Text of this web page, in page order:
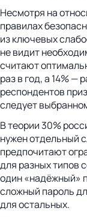
Несмотря на
правилах
из ключевых
не видит
считают
раз в год, а 14% —
респондентов
следует
В теории 30%
нужен отдельный
предпочитают
для разных типов
один «надёжный»
сложный пароль
для остальных.